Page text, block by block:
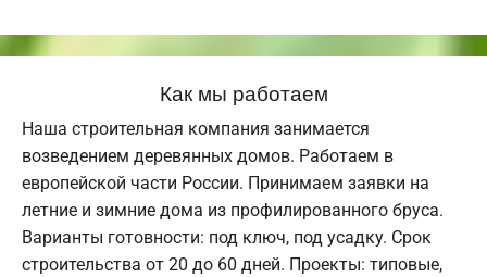
Как мы работаем
Наша строительная компания занимается
возведением деревянных домов. Работаем в
европейской части России. Принимаем заявки на
летние и зимние дома из профилированного бруса.
Варианты готовности: под ключ, под усадку. Срок
строительства от 20 до 60 дней. Проекты: типовые,